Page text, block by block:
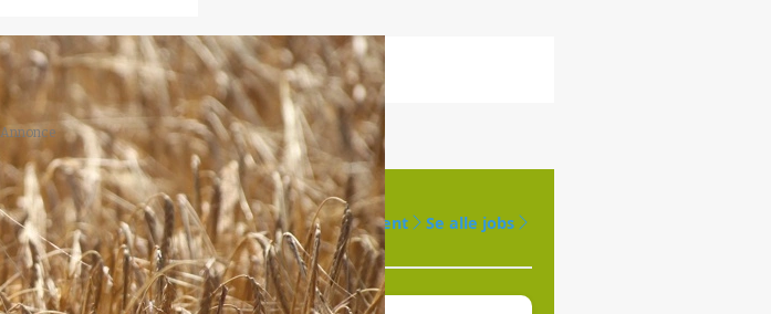
Annonce
Opret agent Se alle jobs